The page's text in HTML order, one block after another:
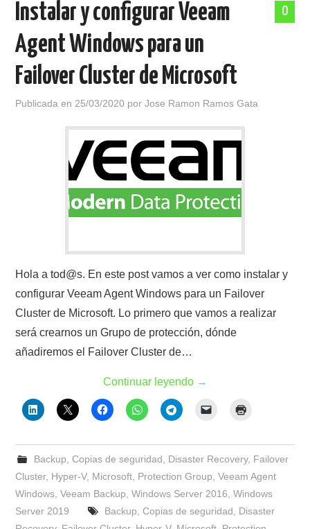
POLÍTICA DE PRIVACIDAD
0
Instalar y configurar Veeam
Agent Windows para un
Failover Cluster de Microsoft
Publicada en 25/03/2020 porJose Ramon Ramos Gata
Hola a tod@s. En este post vamos a ver como instalar y
configurar Veeam Agent Windows para un Failover
Cluster de Microsoft. Lo primero que vamos a realizar
será crearnos un Grupo de protección, dónde
añadiremos el Failover Cluster de…
Continuar leyendo →
Backup Copias de seguridad Disaster Recovery, Failover
Cluster, Hyper-V, Microsoft Protection Group ,Veeam Agent
Windows ,Veeam Backup ,Windows Server 2016 ,Windows
Server 2019
Backup Copias de seguridad
Disaster